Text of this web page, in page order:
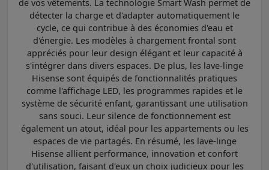
de vos vêtements. La technologie Smart Wash permet de
détecter la charge et d'adapter automatiquement le
cycle, ce qui contribue à des économies d'eau et
d'énergie. Les modèles à chargement frontal sont
appréciés pour leur design élégant et leur capacité à
s'intégrer dans divers espaces. De plus, les lave-linge
Hisense sont équipés de fonctionnalités pratiques
comme l'affichage LED, les programmes rapides et le
système de sécurité enfant, garantissant une utilisation
sans souci. Leur silence de fonctionnement est
également un atout, idéal pour les appartements ou les
espaces de vie partagés. En résumé, les lave-linge
Hisense allient performance, innovation et confort
d'utilisation, faisant d'eux un choix judicieux pour les